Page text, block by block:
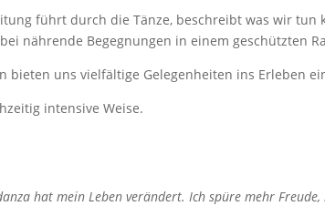
führt durch die Tänze, beschreibt was wir tun
nährende Begegnungen in einem geschützten
bieten uns vielfältige Gelegenheiten ins Erleben
intensive Weise.
hat mein Leben verändert. Ich spüre mehr